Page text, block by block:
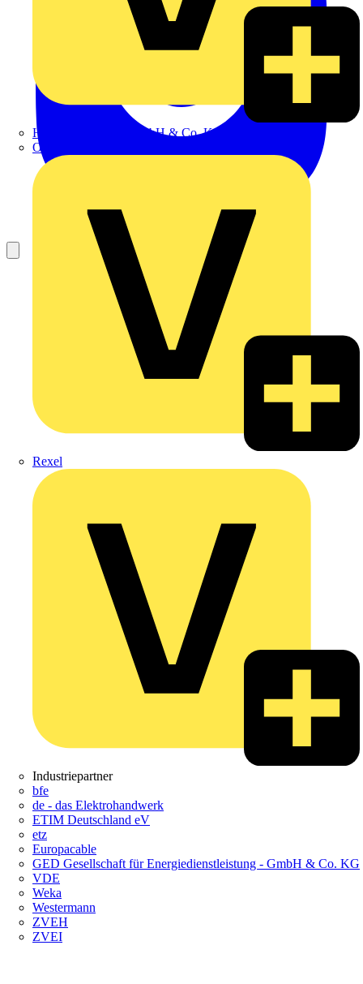
Hillmann & Ploog GmbH & Co. KG
Oskar Böttcher GmbH & Co. KG
Rexel
Industriepartner
bfe
de - das Elektrohandwerk
ETIM Deutschland eV
etz
Europacable
GED Gesellschaft für Energiedienstleistung - GmbH & Co. KG
VDE
Weka
Westermann
ZVEH
ZVEI